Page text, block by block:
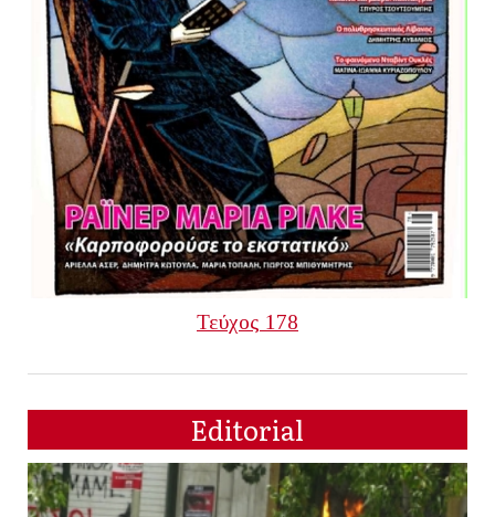
Τεύχος 178
Editorial